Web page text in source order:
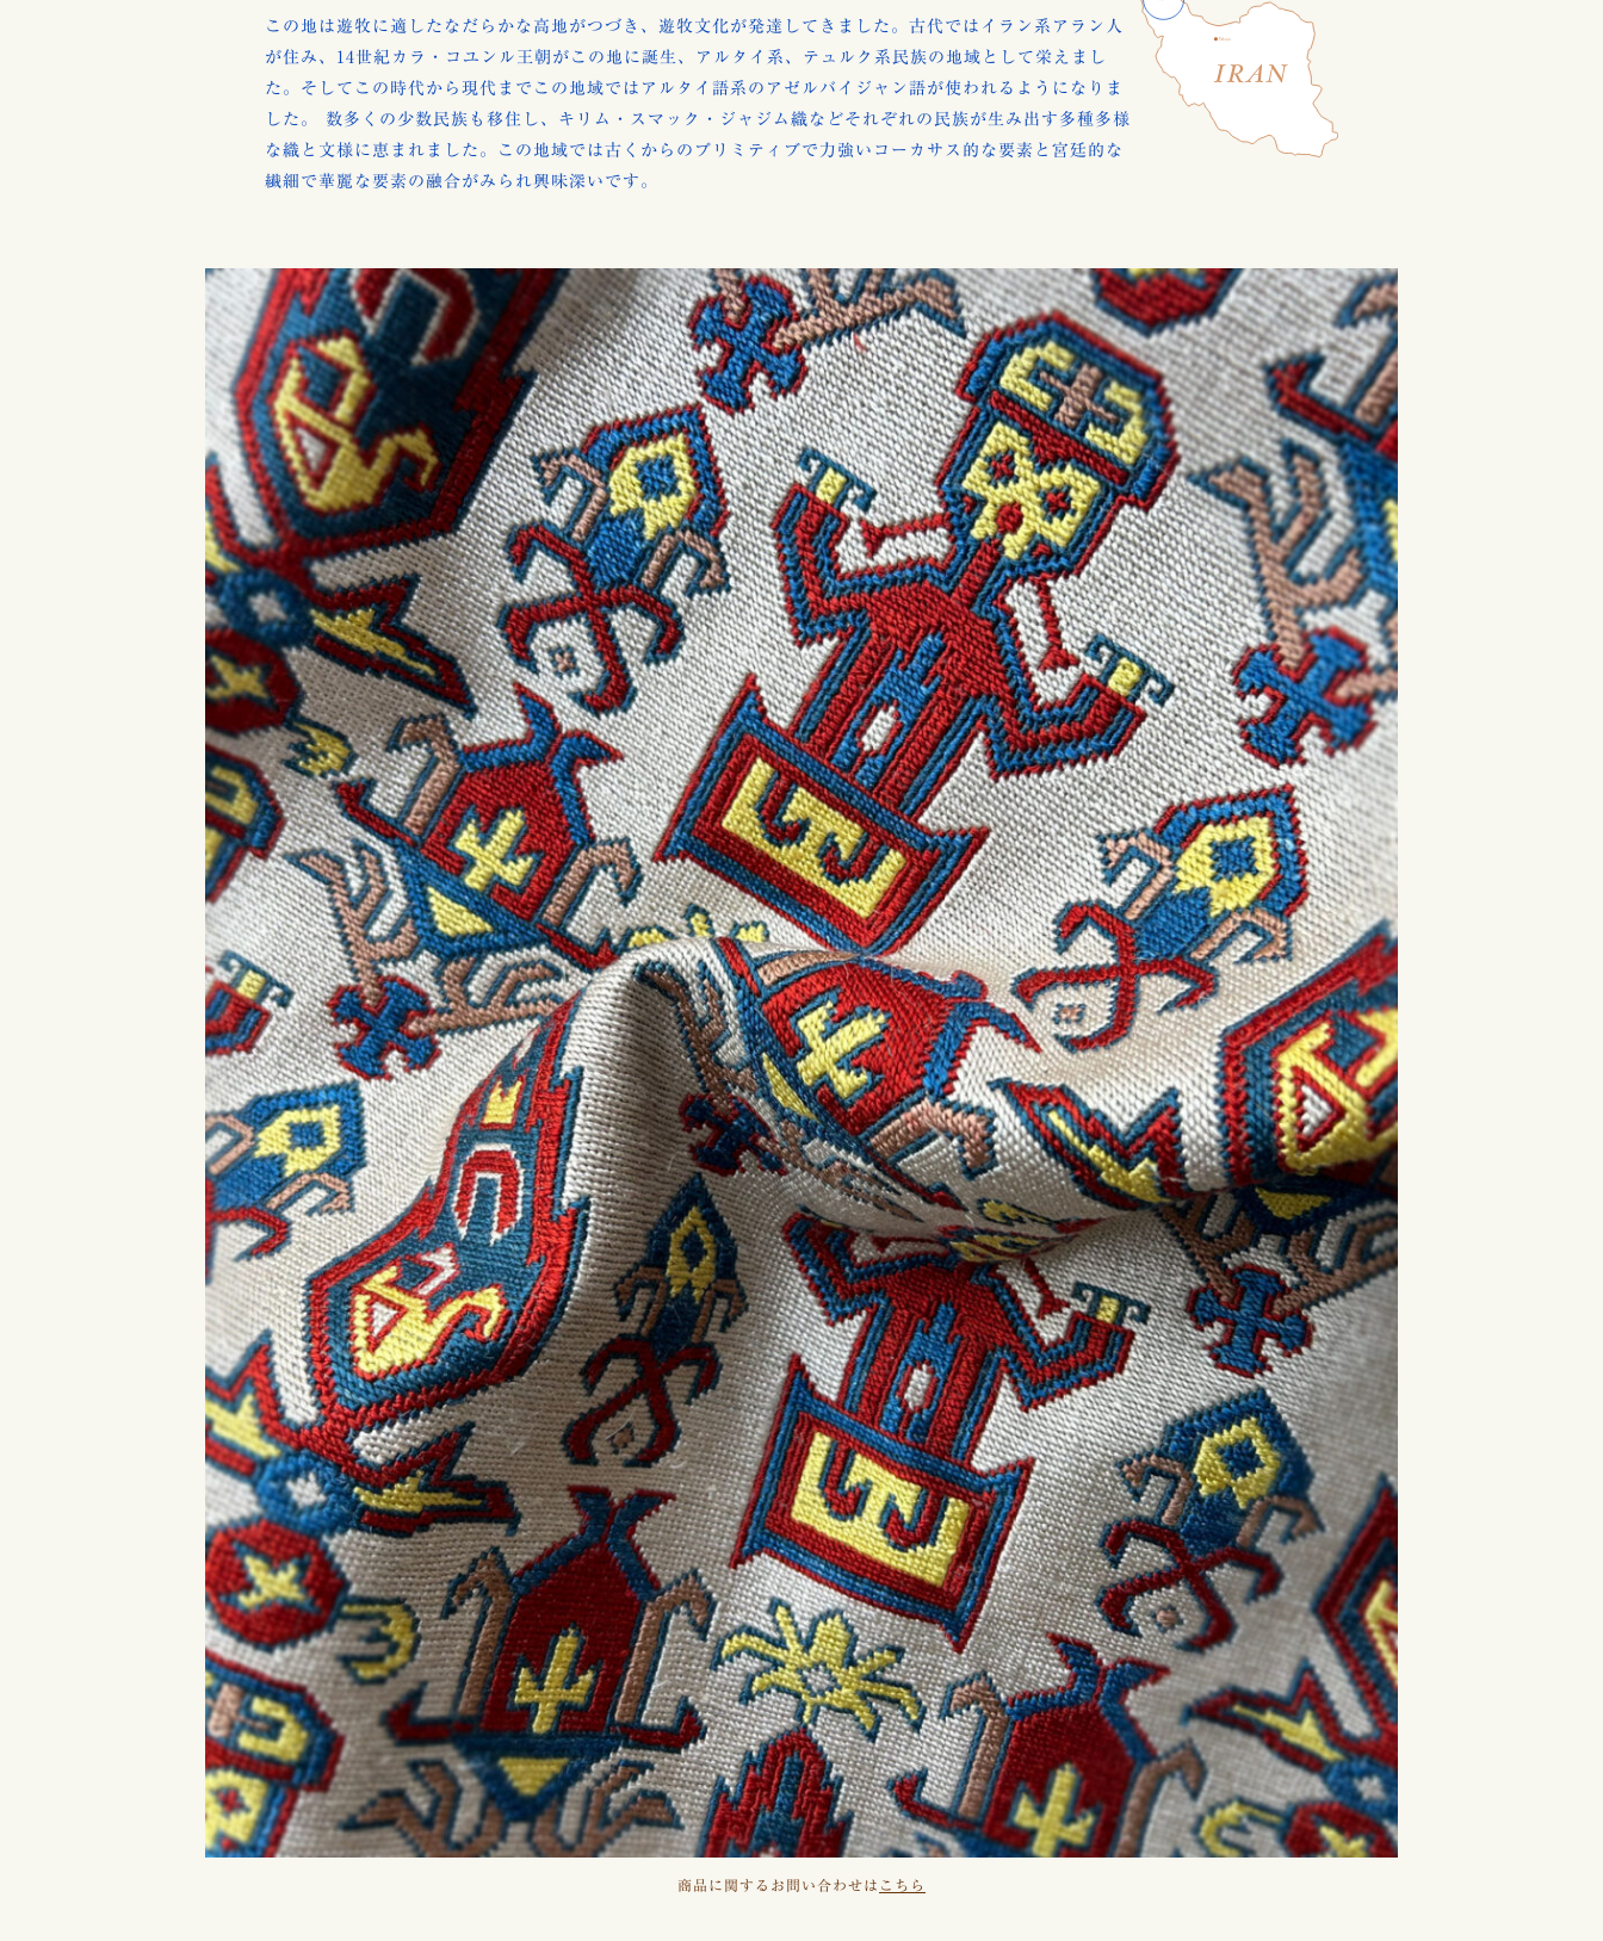
この地は遊牧に適したなだらかな高地がつづき、遊牧文化が発達してきました。古代ではイラン系アラン人
が住み、14世紀カラ・コユンル王朝がこの地に誕生、アルタイ系、テュルク系民族の地域として栄えまし
た。そしてこの時代から現代までこの地域ではアルタイ語系のアゼルバイジャン語が使われるようになりま
した。 数多くの少数民族も移住し、キリム・スマック・ジャジム織などそれぞれの民族が生み出す多種多様
な織と文様に恵まれました。この地域では古くからのプリミティブで力強いコーカサス的な要素と宮廷的な
繊細で華麗な要素の融合がみられ興味深いです。
商品に関するお問い合わせは こちら